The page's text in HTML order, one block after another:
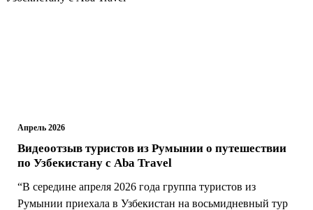
Апрель 2026
Видеоотзыв туристов из Румынии о путешествии
по Узбекистану с Aba Travel
“В середине апреля 2026 года группа туристов из
Румынии приехала в Узбекистан на восьмидневный тур